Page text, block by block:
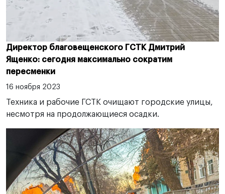
Директор благовещенского ГСТК Дмитрий
Ященко: сегодня максимально сократим
пересменки
16 ноября 2023
Техника и рабочие ГСТК очищают городские улицы,
несмотря на продолжающиеся осадки.